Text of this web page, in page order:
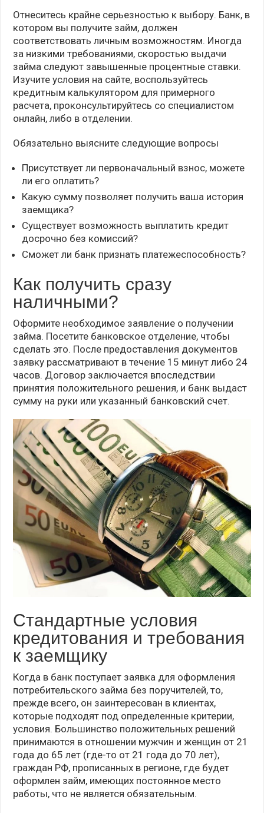
Отнеситесь крайне серьезностью к выбору. Банк, в
котором вы получите займ, должен
соответствовать личным возможностям. Иногда
за низкими требованиями, скоростью выдачи
займа следуют завышенные процентные ставки.
Изучите условия на сайте, воспользуйтесь
кредитным калькулятором для примерного
расчета, проконсультируйтесь со специалистом
онлайн, либо в отделении.
Обязательно выясните следующие вопросы
Присутствует ли первоначальный взнос, можете
ли его оплатить?
Какую сумму позволяет получить ваша история
заемщика?
Существует возможность выплатить кредит
досрочно без комиссий?
Сможет ли банк признать платежеспособность?
Как получить сразу
наличными?
Оформите необходимое заявление о получении
займа. Посетите банковское отделение, чтобы
сделать это. После предоставления документов
заявку рассматривают в течение 15 минут либо 24
часов. Договор заключается впоследствии
принятия положительного решения, и банк выдаст
сумму на руки или указанный банковский счет.
Стандартные условия
кредитования и требования
к заемщику
Когда в банк поступает заявка для оформления
потребительского займа без поручителей, то,
прежде всего, он заинтересован в клиентах,
которые подходят под определенные критерии,
условия. Большинство положительных решений
принимаются в отношении мужчин и женщин от 21
года до 65 лет (где-то от 21 года до 70 лет),
граждан РФ, прописанных в регионе, где будет
оформлен займ, имеющих постоянное место
работы, что не является обязательным.